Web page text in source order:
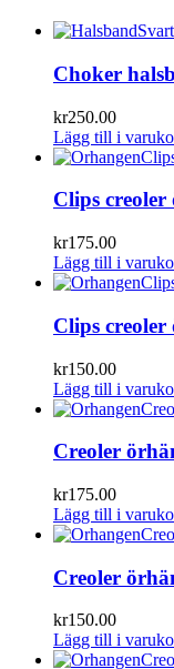
Choker
kr250.00
Lägg till i
Clips
kr175.00
Lägg till i
Clips
kr150.00
Lägg till i
Creoler
kr175.00
Lägg till i
Creoler
kr150.00
Lägg till i